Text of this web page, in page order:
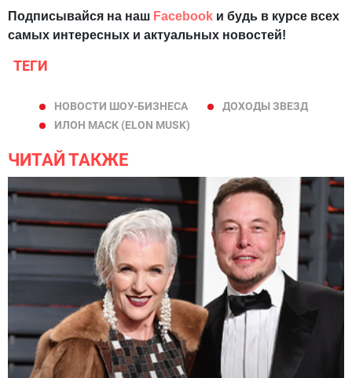
Подписывайся на наш Facebook и будь в курсе всех
самых интересных и актуальных новостей!
ТЕГИ
НОВОСТИ ШОУ-БИЗНЕСА
ДОХОДЫ ЗВЕЗД
ИЛОН МАСК (ELON MUSK)
ЧИТАЙ ТАКЖЕ